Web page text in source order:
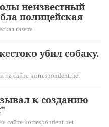
неизвестный
полицейская
газета
убил собаку.
на сайте korrespondent.net
к созданию
сайте korrespondent.net